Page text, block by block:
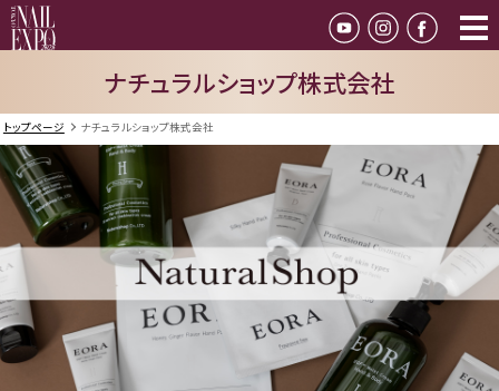
ナチュラルショップ株式会社
トップページ ナチュラルショップ株式会社